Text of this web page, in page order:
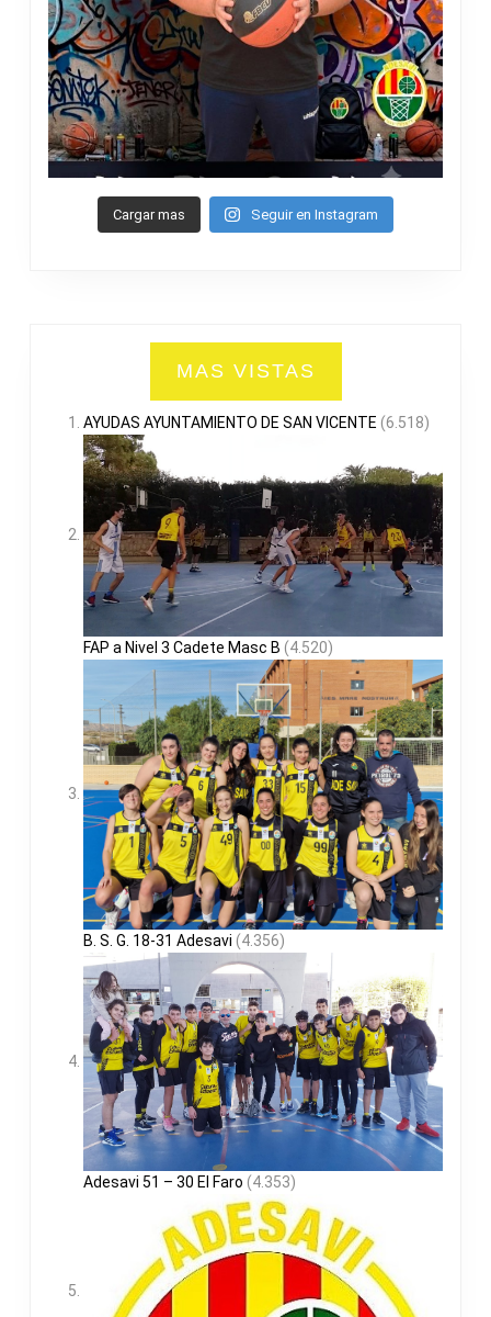
Cargar mas Seguir en Instagram
MAS VISTAS
AYUDAS AYUNTAMIENTO DE SAN VICENTE (6.518)
FAP a Nivel 3 Cadete Masc B (4.520)
B. S. G. 18-31 Adesavi (4.356)
Adesavi 51 – 30 El Faro (4.353)